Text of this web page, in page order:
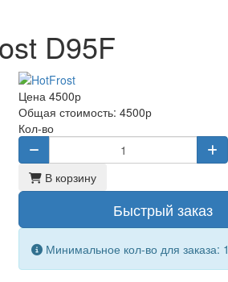
D95F
Цена 4500р
Общая стоимость: 4500р
Кол-во
В корзину
Быстрый заказ
Минимальное кол-во для заказа: 1